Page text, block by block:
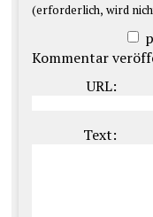
(erforderlich, wird
Kommentar
URL:
Text: